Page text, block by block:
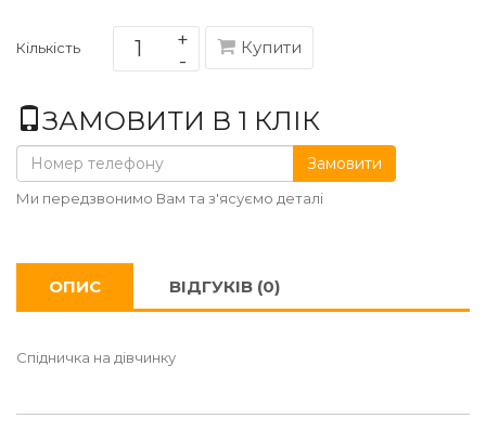
Кількість Купити
ЗАМОВИТИ В 1 КЛІК
Замовити
Ми передзвонимо Вам та з'ясуємо деталі
ОПИС ВІДГУКІВ (0)
Спідничка на дівчинку